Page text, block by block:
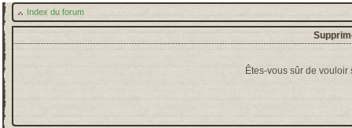
Index du forum
Êtes-vous sûr de